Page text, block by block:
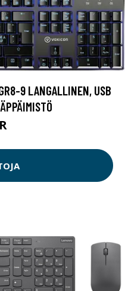
9 LANGALLINEN, USB